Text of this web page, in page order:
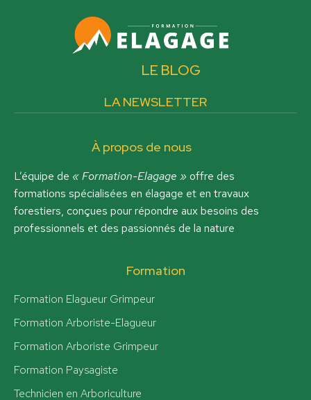
LE BLOG
LA NEWSLETTER
À propos de nous
L’équipe de « Formation-Elagage » offre des
formations spécialisées en élagage et en travaux
forestiers, conçues pour répondre aux besoins des
professionnels et des passionnés de la nature
Formation
Formation Elagueur Grimpeur
Formation Arboriste-Elagueur
Formation Arboriste Grimpeur
Formation Paysagiste
Technicien en Arboriculture